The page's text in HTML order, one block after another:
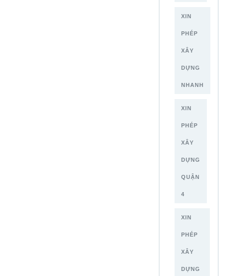
XIN
PHÉP
XÂY
DỰNG
NHANH
XIN
PHÉP
XÂY
DỰNG
QUẬN
4
XIN
PHÉP
XÂY
DỰNG